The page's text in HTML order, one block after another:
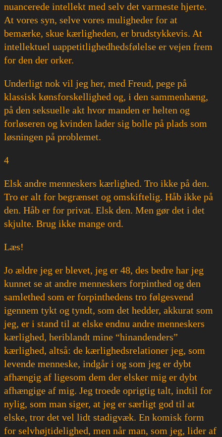
nuancerede intellekt med selv det varmeste hjerte.
At vores syn, selve vores muligheder for at
bemærke, skue kærligheden, er brudstykkevis. At
intellektuel uappetitlighedhedsfølelse er vejen frem
for den der orker.
Underligt nok vil jeg her, med Freud, pege på
klassisk kønsforskellighed og, i den sammenhæng,
på den seksuelle akt hvor manden er helten og
forløseren og kvinden lader sig bolle på plads som
løsningen på problemet.
4
Elsk andre menneskers kærlighed. Tro ikke på den.
Tro er alt for begrænset og omskiftelig. Håb ikke på
den. Håb er for privat. Elsk den. Men gør det i det
skjulte. Brug ikke mange ord.
Læs!
Jo ældre jeg er blevet, jeg er 48, des bedre har jeg
kunnet se at andre menneskers forpinthed og den
samlethed som er forpinthedens tro følgesvend
igennem tykt og tyndt, som det hedder, akkurat som
jeg, er i stand til at elske endnu andre menneskers
kærlighed, heriblandt mine “hinandenders”
kærlighed, altså: de kærlighedsrelationer jeg, som
levende menneske, indgår i og som jeg er dybt
afhængig af ligesom dem der elsker mig er dybt
afhængige af mig. Jeg troede oprigtig talt, indtil for
nylig, som man siger, at jeg er særligt god til at
elske, tror det vel lidt stadigvæk. En komisk form
for selvhøjtidelighed, men når man, som jeg, lider af